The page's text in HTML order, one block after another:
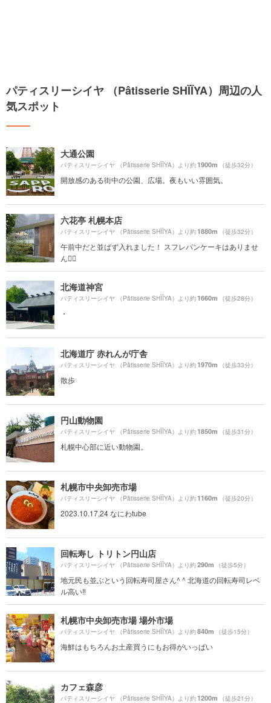
パティスリーシイヤ （Pâtisserie SHÏÏYA）周辺の人
気スポット
大通公園
パティスリーシイヤ （Pâtisserie SHÏÏYA）より約1900m （徒歩32分）
開放感のある街中の公園、広場。夜もいい雰囲気。
六花亭 札幌本店
パティスリーシイヤ （Pâtisserie SHÏÏYA）より約1880m （徒歩32分）
午前中だと並ばず入れました！ スフレパンケーキはありませ
ん🙅‍♀️
北海道神宮
パティスリーシイヤ （Pâtisserie SHÏÏYA）より約1660m （徒歩28分）
・
北海道庁 赤れんが庁舎
パティスリーシイヤ （Pâtisserie SHÏÏYA）より約1970m （徒歩33分）
散歩
円山動物園
パティスリーシイヤ （Pâtisserie SHÏÏYA）より約1850m （徒歩31分）
札幌中心部に近い動物園。
札幌市中央卸売市場
パティスリーシイヤ （Pâtisserie SHÏÏYA）より約1160m （徒歩20分）
2023.10.17,24 なにわtube
回転寿し トリトン円山店
パティスリーシイヤ （Pâtisserie SHÏÏYA）より約290m （徒歩5分）
地元民も並ぶという回転寿司屋さん^ ^ 北海道の回転寿司レベ
ル高い‼️
札幌市中央卸売市場 場外市場
パティスリーシイヤ （Pâtisserie SHÏÏYA）より約840m （徒歩15分）
海鮮はもちろんお土産買うにもお得がいっぱい
カフェ森彦
パティスリーシイヤ （Pâtisserie SHÏÏYA）より約1200m （徒歩21分）